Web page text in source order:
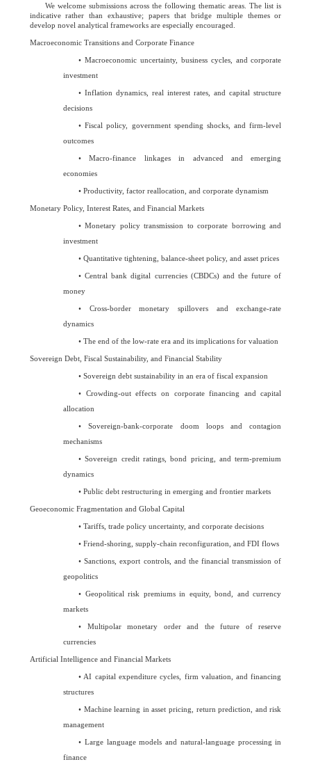
We welcome submissions across the following thematic areas. The list is
indicative rather than exhaustive; papers that bridge multiple themes or
develop novel analytical frameworks are especially encouraged.
Macroeconomic Transitions and Corporate Finance
• Macroeconomic uncertainty, business cycles, and corporate
investment
•Inflation dynamics, real interest rates, and capital structure
decisions
•Fiscal policy, government spending shocks, and firm-level
outcomes
•Macro-finance linkages in advanced and emerging
economies
• Productivity, factor reallocation, and corporate dynamism
Monetary Policy, Interest Rates, and Financial Markets
•Monetary policy transmission to corporate borrowing and
investment
• Quantitative tightening, balance-sheet policy, and asset prices
•Central bank digital currencies (CBDCs) and the future of
money
• Cross-border monetary spillovers and exchange-rate
dynamics
• The end of the low-rate era and its implications for valuation
Sovereign Debt, Fiscal Sustainability, and Financial Stability
• Sovereign debt sustainability in an era of fiscal expansion
• Crowding-out effects on corporate financing and capital
allocation
•Sovereign-bank-corporate doom loops and contagion
mechanisms
•Sovereign credit ratings, bond pricing, and term-premium
dynamics
• Public debt restructuring in emerging and frontier markets
Geoeconomic Fragmentation and Global Capital
• Tariffs, trade policy uncertainty, and corporate decisions
• Friend-shoring, supply-chain reconfiguration, and FDI flows
•Sanctions, export controls, and the financial transmission of
geopolitics
• Geopolitical risk premiums in equity, bond, and currency
markets
• Multipolar monetary order and the future of reserve
currencies
Artificial Intelligence and Financial Markets
• AI capital expenditure cycles, firm valuation, and financing
structures
• Machine learning in asset pricing, return prediction, and risk
management
• Large language models and natural-language processing in
finance